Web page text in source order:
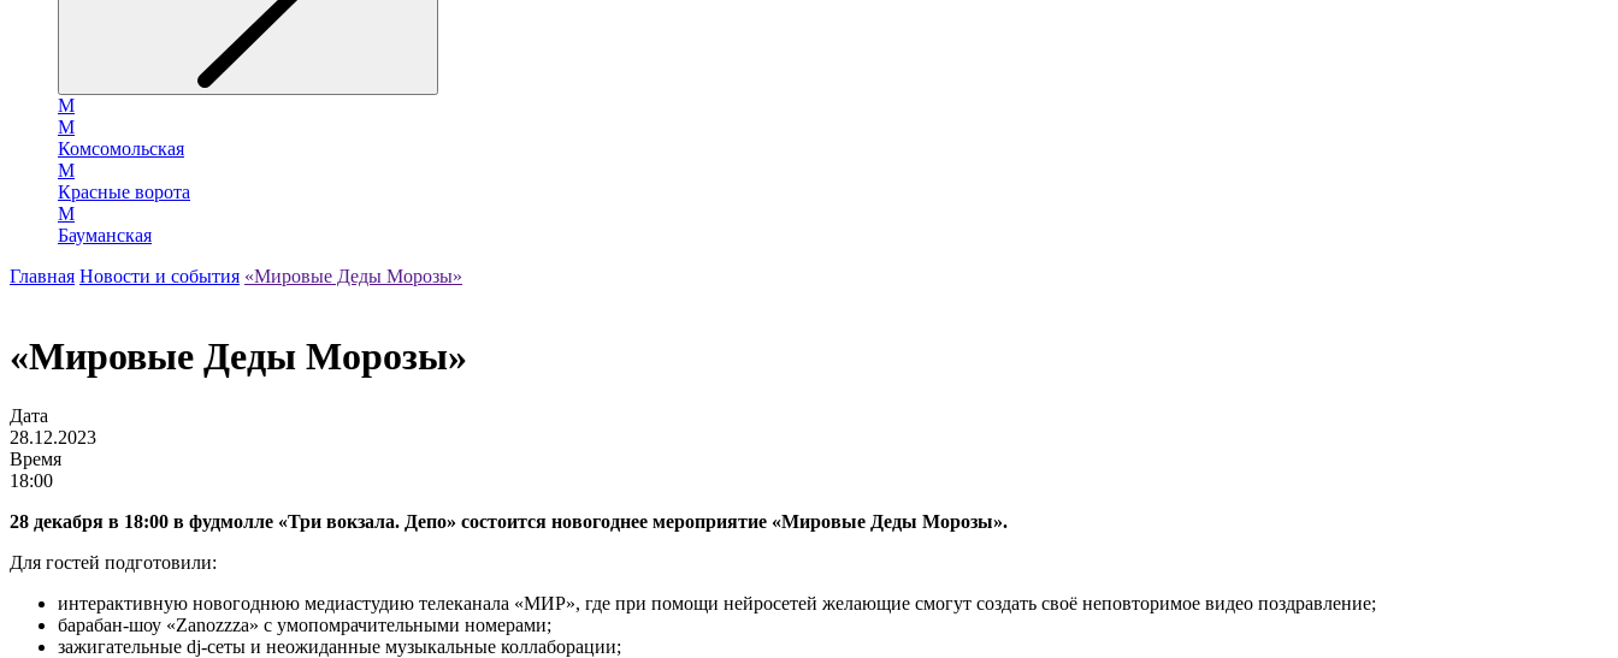
М
М
Комсомольская
М
Красные ворота
М
Бауманская
Главная Новости и события «Мировые Деды Морозы»
«Мировые Деды Морозы»
Дата
28.12.2023
Время
18:00
28 декабря в 18:00 в фудмолле «Три вокзала. Депо» состоится новогоднее мероприятие «Мировые Деды Морозы».
Для гостей подготовили:
интерактивную новогоднюю медиастудию телеканала «МИР», где при помощи нейросетей желающие смогут создать своё неповторимое видео поздравление;
барабан-шоу «Zanozzza» с умопомрачительными номерами;
зажигательные dj-сеты и неожиданные музыкальные коллаборации;